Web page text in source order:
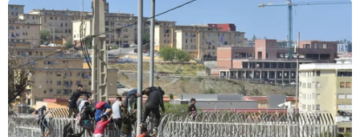
Theo dõi VietnamPlus